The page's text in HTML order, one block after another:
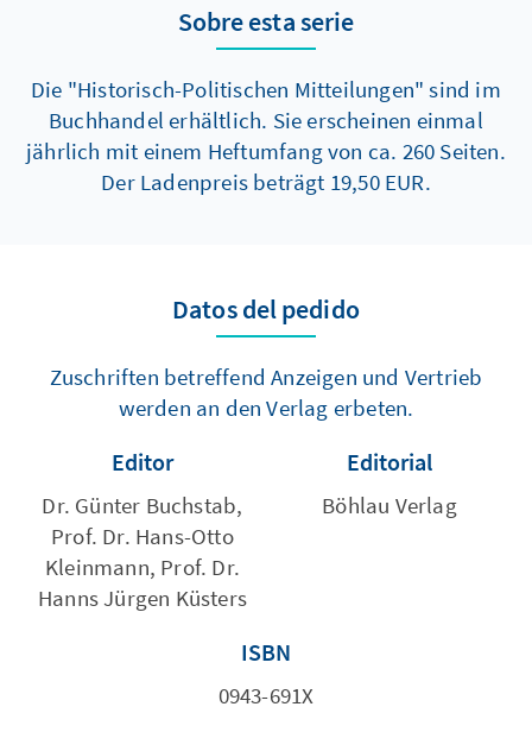
Sobre esta serie
Die "Historisch-Politischen Mitteilungen" sind im
Buchhandel erhältlich. Sie erscheinen einmal
jährlich mit einem Heftumfang von ca. 260 Seiten.
Der Ladenpreis beträgt 19,50 EUR.
Datos del pedido
Zuschriften betreffend Anzeigen und Vertrieb
werden an den Verlag erbeten.
Editor
Dr. Günter Buchstab,
Prof. Dr. Hans-Otto
Kleinmann, Prof. Dr.
Hanns Jürgen Küsters
Editorial
Böhlau Verlag
ISBN
0943-691X